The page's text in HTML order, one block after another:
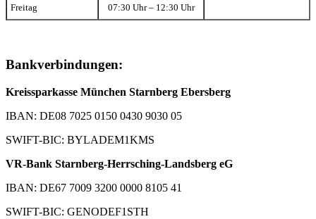
Freitag 07:30 Uhr – 12:30 Uhr
Bankverbindungen:
Kreissparkasse München Starnberg Ebersberg
IBAN: DE08 7025 0150 0430 9030 05
SWIFT-BIC: BYLADEM1KMS
VR-Bank Starnberg-Herrsching-Landsberg eG
IBAN: DE67 7009 3200 0000 8105 41
SWIFT-BIC: GENODEF1STH